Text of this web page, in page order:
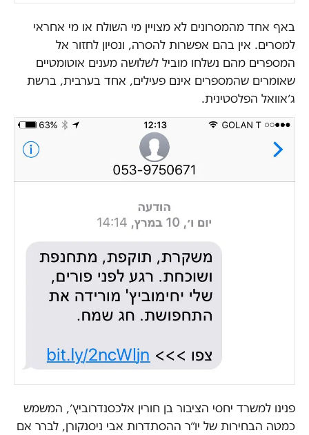
באף אחד מהמסרונים לא מצויין מי השולח או מי אחראי
למסרים. אין בהם אפשרות להסרה, ונסיון לחזור אל
המספרים מהם נשלחו מוביל לשלושה מענים אוטומטיים
שאומרים שהמספרים אינם פעילים, אחד בערבית, ברשת
ג׳אוואל הפלסטינית.
פנינו למשרד יחסי הציבור בן חורין אלכסנדרוביץ׳, המשמש
כמטה הבחירות של יו״ר ההסתדרות אבי ניסנקורן, לברר אם